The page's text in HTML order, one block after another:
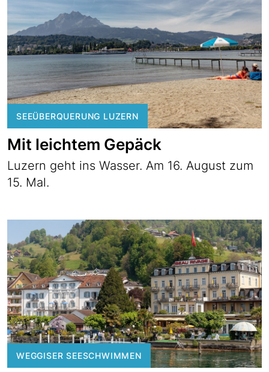
SEEÜBERQUERUNG LUZERN
Mit leichtem Gepäck
Luzern geht ins Wasser. Am 16. August zum
15. Mal.
WEGGISER SEESCHWIMMEN